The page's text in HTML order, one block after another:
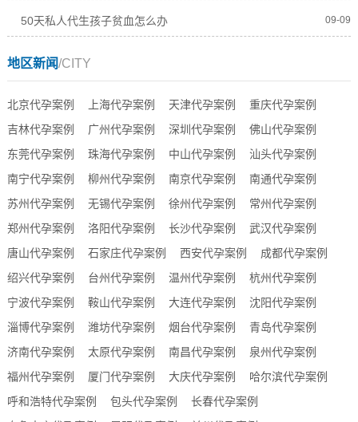
50天私人代生孩子贫血怎么办 09-09
地区新闻/CITY
北京代孕案例 上海代孕案例 天津代孕案例
重庆代孕案例
吉林代孕案例
广州代孕案例 深圳代孕案例
佛山代孕案例
东莞代孕案例
珠海代孕案例 中山代孕案例
汕头代孕案例
南宁代孕案例
柳州代孕案例 南京代孕案例
南通代孕案例
苏州代孕案例
无锡代孕案例 徐州代孕案例
常州代孕案例
郑州代孕案例
洛阳代孕案例 长沙代孕案例
武汉代孕案例
唐山代孕案例
石家庄代孕案例 西安代孕案例
成都代孕案例
绍兴代孕案例
台州代孕案例 温州代孕案例
杭州代孕案例
宁波代孕案例
鞍山代孕案例 大连代孕案例
沈阳代孕案例
淄博代孕案例
潍坊代孕案例 烟台代孕案例
青岛代孕案例
济南代孕案例
太原代孕案例 南昌代孕案例
泉州代孕案例
福州代孕案例
厦门代孕案例 大庆代孕案例
哈尔滨代孕案例
呼和浩特代孕案例
包头代孕案例
长春代孕案例